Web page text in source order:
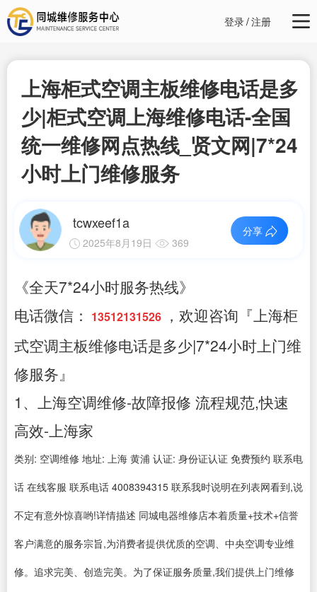
登录/注册
上海柜式空调主板维修电话是多
少|柜式空调上海维修电话-全国
统一维修网点热线_贤文网|7*24
小时上门维修服务
tcwxeef1a
2025年8月19日 369
分享
《全天7*24小时服务热线》
电话微信：
13512131526 ，欢迎咨询『上海柜
式空调主板维修电话是多少|7*24小时上门维
修服务』
1、上海空调维修-故障报修 流程规范,快速
高效-上海家
类别: 空调维修 地址: 上海 黄浦 认证: 身份证认证 免费预约 联系电
话 在线客服 联系电话 4008394315 联系我时说明在列表网看到,说
不定有意外惊喜哟!详情描述 同城电器维修店本着质量+技术+信誉
客户满意的服务宗旨,为消费者提供优质的空调、中央空调专业维
修。追求完美、创造完美。为了保证服务质量,我们提供上门维修